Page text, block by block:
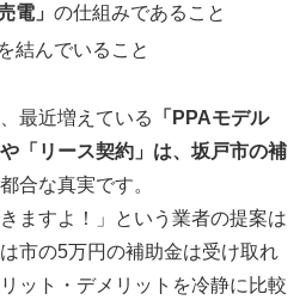
電」の仕組みであること
結んでいること
最近増えている
「PPAモデル
「リース契約」は、坂戸市の補
合な真実です。
ますよ！」という業者の提案は
市の5万円の補助金は受け取れ
ット・デメリットを冷静に比較